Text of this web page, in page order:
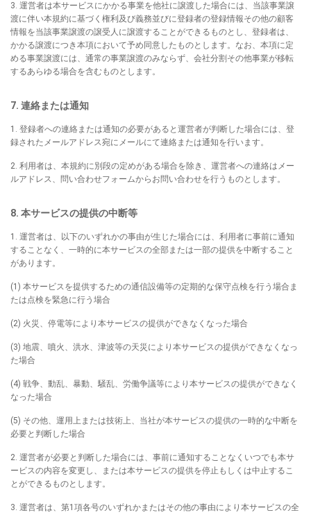
3. 運営者は本サービスにかかる事業を他社に譲渡した場合には、当該事業譲
渡に伴い本規約に基づく権利及び義務並びに登録者の登録情報その他の顧客
情報を当該事業譲渡の譲受人に譲渡することができるものとし、登録者は、
かかる譲渡につき本項において予め同意したものとします。なお、本項に定
める事業譲渡には、通常の事業譲渡のみならず、会社分割その他事業が移転
するあらゆる場合を含むものとします。
7. 連絡または通知
1. 登録者への連絡または通知の必要があると運営者が判断した場合には、登
録されたメールアドレス宛にメールにて連絡または通知を行います。
2. 利用者は、本規約に別段の定めがある場合を除き、運営者への連絡はメー
ルアドレス、問い合わせフォームからお問い合わせを行うものとします。
8. 本サービスの提供の中断等
1. 運営者は、以下のいずれかの事由が生じた場合には、利用者に事前に通知
することなく、一時的に本サービスの全部または一部の提供を中断すること
があります。
(1) 本サービスを提供するための通信設備等の定期的な保守点検を行う場合ま
たは点検を緊急に行う場合
(2) 火災、停電等により本サービスの提供ができなくなった場合
(3) 地震、噴火、洪水、津波等の天災により本サービスの提供ができなくなっ
た場合
(4) 戦争、動乱、暴動、騒乱、労働争議等により本サービスの提供ができなく
なった場合
(5) その他、運用上または技術上、当社が本サービスの提供の一時的な中断を
必要と判断した場合
2. 運営者が必要と判断した場合には、事前に通知することなくいつでも本サ
ービスの内容を変更し、または本サービスの提供を停止もしくは中止するこ
とができるものとします。
3. 運営者は、第1項各号のいずれかまたはその他の事由により本サービスの全